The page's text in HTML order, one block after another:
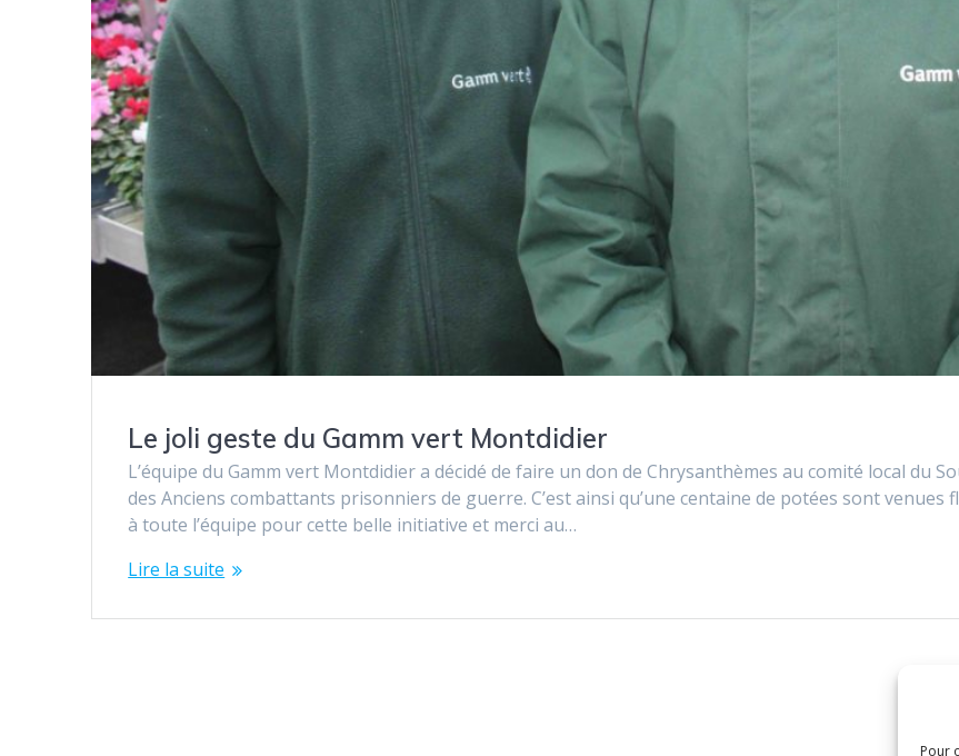
Pour
Le joli geste du Gamm vert Montdidier
L’équipe du Gamm vert Montdidier a décidé de faire un don de Chrysanthèmes au comité local du
des Anciens combattants prisonniers de guerre. C’est ainsi qu’une centaine de potées sont
à toute l’équipe pour cette belle initiative et merci au…
Lire la suite